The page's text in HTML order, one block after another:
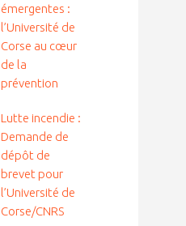
émergentes :
l’Université de
Corse au cœur
de la
prévention
Lutte incendie :
Demande de
dépôt de
brevet pour
l’Université de
Corse/CNRS